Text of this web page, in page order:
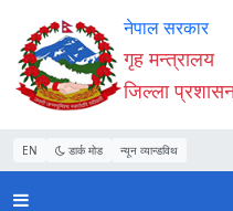
Accessibility
Mode
सुरु
गर्नुहोस्
सामाग्री
पढ्नुहाेस्
नेभिगेसन
पढ्नुहाेस्
वेबसाइट
खोजमा
जानुहोस्
नेपाल सरकार
गृह मन्त्रालय
जिल्ला प्रशासन
EN डार्क मोड न्यून व्यान्डविथ